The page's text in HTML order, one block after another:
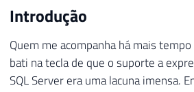
Introdução
Quem me acompanha há mais
bati na tecla de que o suporte a
SQL Server era uma lacuna imensa.